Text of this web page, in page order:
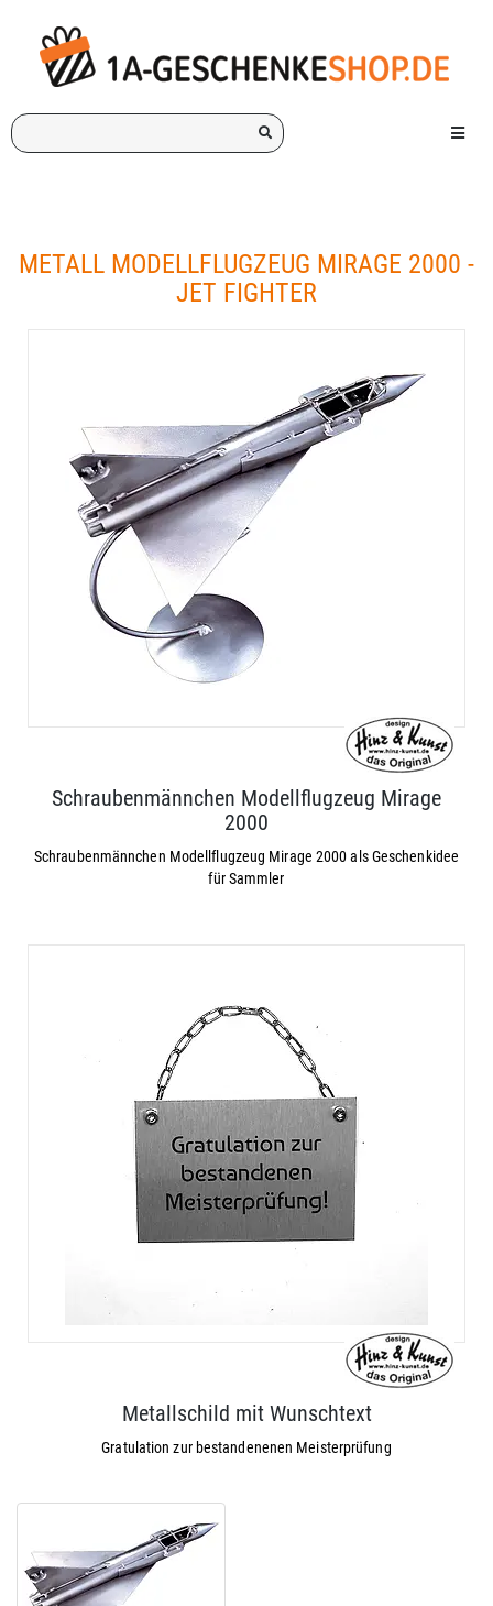
Ich
suche
Menü
METALL MODELLFLUGZEUG MIRAGE 2000 -
JET FIGHTER
Schraubenmännchen Modellflugzeug Mirage
2000
Schraubenmännchen Modellflugzeug Mirage 2000 als Geschenkidee
für Sammler
Metallschild mit Wunschtext
Gratulation zur bestandenenen Meisterprüfung